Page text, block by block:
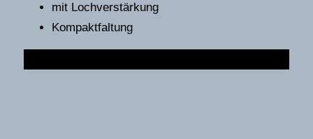
mit Lochverstärkung
Kompaktfaltung